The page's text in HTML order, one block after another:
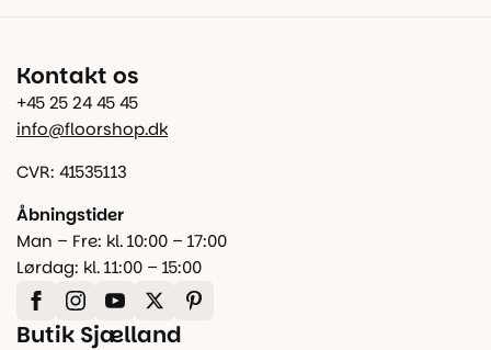
Kontakt os
+45 25 24 45 45
info@floorshop.dk
CVR: 41535113
Åbningstider
Man – Fre: kl. 10:00 – 17:00
Lørdag: kl. 11:00 – 15:00
Butik Sjælland